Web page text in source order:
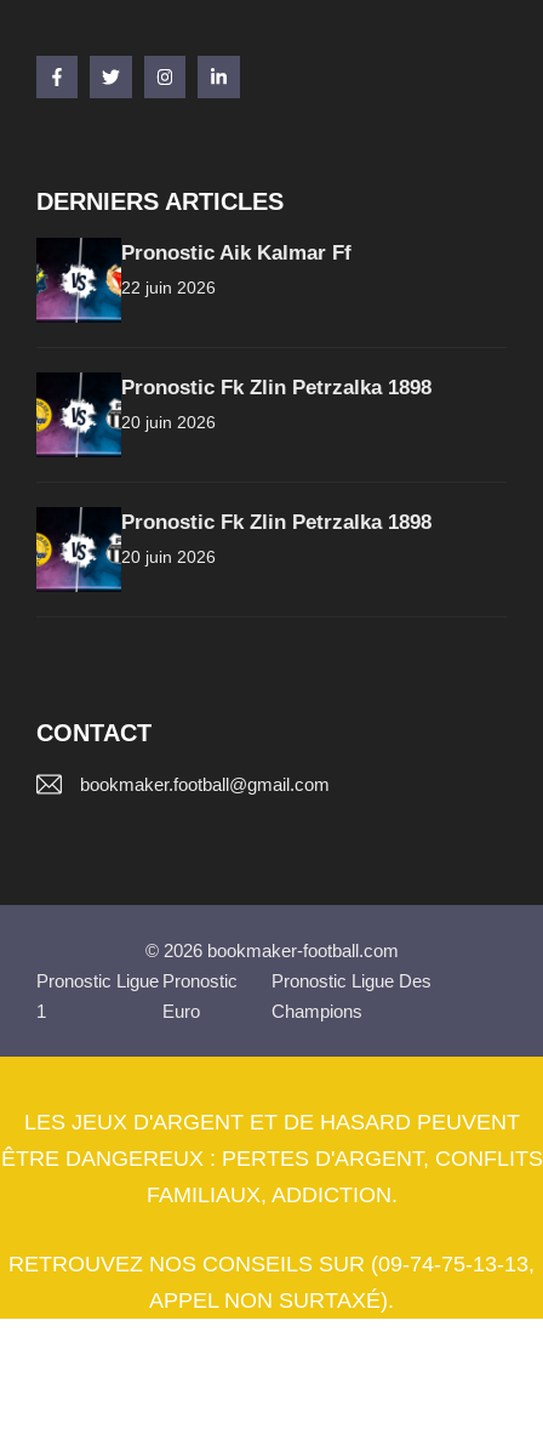
DERNIERS ARTICLES
Pronostic Aik Kalmar Ff
22 juin 2026
Pronostic Fk Zlin Petrzalka 1898
20 juin 2026
Pronostic Fk Zlin Petrzalka 1898
20 juin 2026
CONTACT
bookmaker.football@gmail.com
© 2026 bookmaker-football.com
Pronostic Ligue
1
Pronostic
Euro
Pronostic Ligue Des
Champions
LES JEUX D'ARGENT ET DE HASARD PEUVENT
ÊTRE DANGEREUX : PERTES D'ARGENT, CONFLITS
FAMILIAUX, ADDICTION.
RETROUVEZ NOS CONSEILS SUR (09-74-75-13-13,
APPEL NON SURTAXÉ).